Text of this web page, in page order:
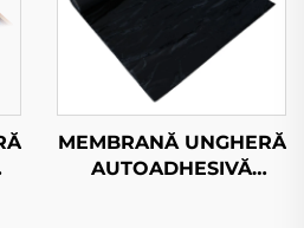
MEMBRANĂ UNGHERĂ
AUTOADHESIVĂ